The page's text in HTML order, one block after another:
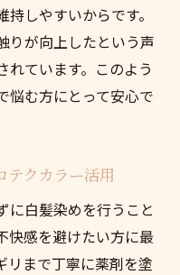
しやすいからです。
りが向上したという声
れています。このよう
悩む方にとって安心で
テクカラー活用
に白髪染めを行うこと
快感を避けたい方に最
リまで丁寧に薬剤を塗